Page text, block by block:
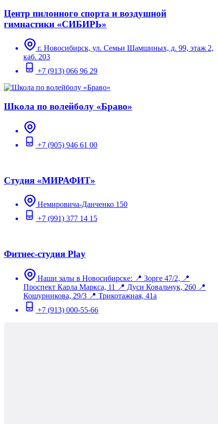
Центр пилонного спорта и воздушной
гимнастики «СИБИРЬ»
г. Новосибирск, ул. Семьи Шамшиных, д. 99, этаж 2,
каб. 203
+7 (913) 066 96 29
Школа по волейболу «Браво»
+7 (905) 946 61 00
Студия «МИРАФИТ»
Немировича-Данченко 150
+7 (991) 377 14 15
Фитнес-студия Play
Наши залы в Новосибирске: 📍 Зорге 47/2, 📍
Проспект Карла Маркса, 11 📍 Дуси Ковальчук, 260 📍
Кошурникова, 29/3 📍 Трикотажная, 41а
+7 (913) 000-55-66